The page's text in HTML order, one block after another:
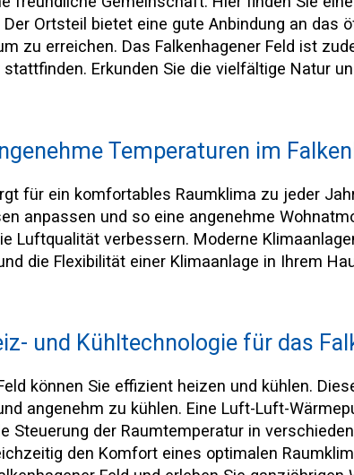
Ortsteil bietet eine gute Anbindung an
zu erreichen. Das Falkenhagener Feld ist
Erkunden Sie die vielfältige Natur
Temperaturen im
für ein komfortables Raumklima zu jeder
anpassen und so eine angenehme
Luftqualität verbessern. Moderne
die Flexibilität einer Klimaanlage in Ihrem
und Kühltechnologie für das
können Sie effizient heizen und kühlen.
angenehm zu kühlen. Eine Luft-Luft-
Steuerung der Raumtemperatur in
den Komfort eines optimalen